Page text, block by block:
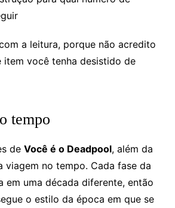
a leitura, porque não acredito
item você tenha desistido de
tempo
de Você é o Deadpool, além da
viagem no tempo. Cada fase da
em uma década diferente, então
o estilo da época em que se